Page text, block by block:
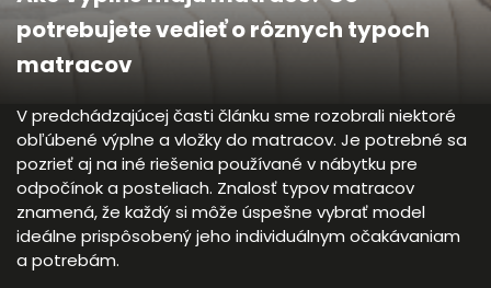
potrebujete vedieť o rôznych typoch
matracov
V predchádzajúcej časti článku sme rozobrali niektoré
obľúbené výplne a vložky do matracov. Je potrebné sa
pozrieť aj na iné riešenia používané v nábytku pre
odpočínok a posteliach. Znalosť typov matracov
znamená, že každý si môže úspešne vybrať model
ideálne prispôsobený jeho individuálnym očakávaniam
a potrebám.